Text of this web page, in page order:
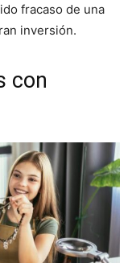
fracaso de una
inversión.
con